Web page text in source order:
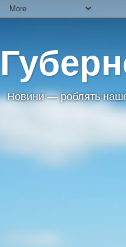
Новини — роблять